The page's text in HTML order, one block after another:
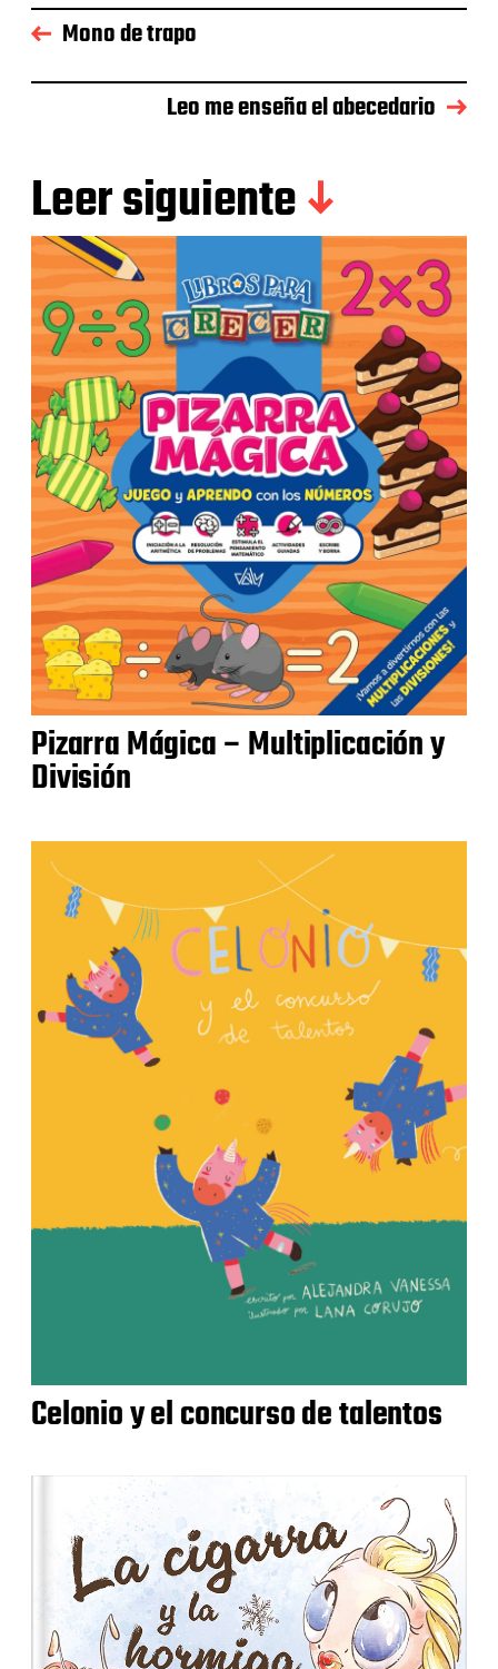
Mono de trapo
Leo me enseña el abecedario
Leer siguiente
Pizarra Mágica – Multiplicación y
División
Celonio y el concurso de talentos